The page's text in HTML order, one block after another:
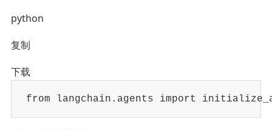
python
复制
下载
from langchain.agents import